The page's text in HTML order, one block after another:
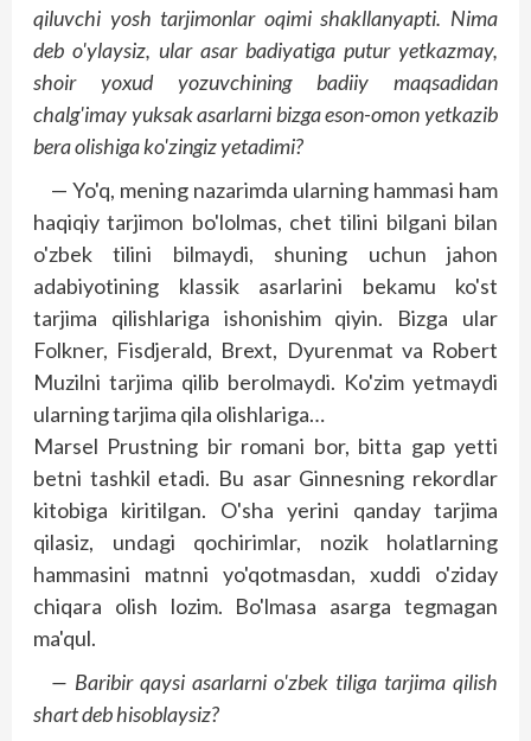
qiluvchi yosh tarjimonlar oqimi shakllanyapti. Nima
deb o'ylaysiz, ular asar badiyatiga putur yetkazmay,
shoir yoxud yozuvchining badiiy maqsadidan
chalg'imay yuksak asarlarni bizga eson-omon yetkazib
bera olishiga ko'zingiz yetadimi?
— Yo'q, mening nazarimda ularning hammasi ham
haqiqiy tarjimon bo'lolmas, chet tilini bilgani bilan
o'zbek tilini bilmaydi, shuning uchun jahon
adabiyotining klassik asarlarini bekamu ko'st
tarjima qilishlariga ishonishim qiyin. Bizga ular
Folkner, Fisdjerald, Brext, Dyurenmat va Robert
Muzilni tarjima qilib berolmaydi. Ko'zim yetmaydi
ularning tarjima qila olishlariga…
Marsel Prustning bir romani bor, bitta gap yetti
betni tashkil etadi. Bu asar Ginnesning rekordlar
kitobiga kiritilgan. O'sha yerini qanday tarjima
qilasiz, undagi qochirimlar, nozik holatlarning
hammasini matnni yo'qotmasdan, xuddi o'ziday
chiqara olish lozim. Bo'lmasa asarga tegmagan
ma'qul.
— Baribir qaysi asarlarni o'zbek tiliga tarjima qilish
shart deb hisob­laysiz?